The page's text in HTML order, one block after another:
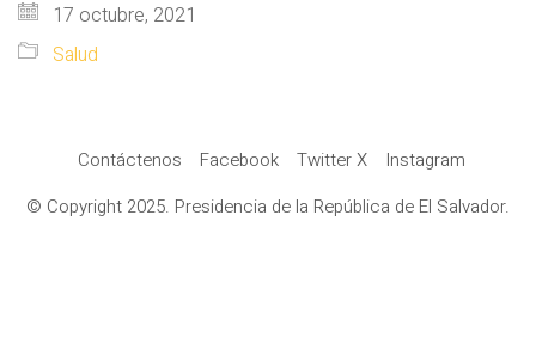
17 octubre, 2021
Salud
Contáctenos Facebook Twitter X
Instagram
© Copyright 2025. Presidencia de la República de El Salvador.